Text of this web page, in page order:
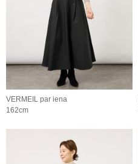
VERMEIL par iena
162cm